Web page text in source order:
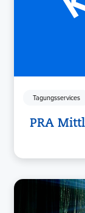
Tagungsservices
PRA